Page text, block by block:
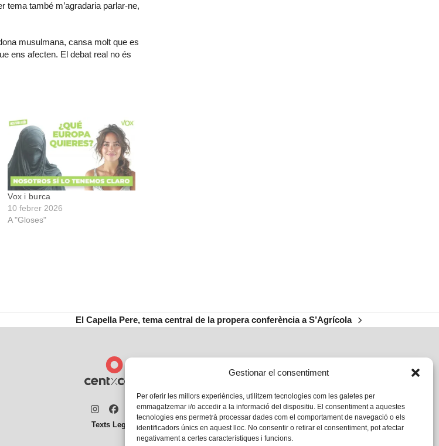
Gestionar el consentiment
Per oferir les millors experiències, utilitzem tecnologies com les galetes per
emmagatzemar i/o accedir a la informació del dispositiu. El consentiment a aquestes
tecnologies ens permetrà processar dades com el comportament de navegació o els
identificadors únics en aquest lloc. No consentir o retirar el consentiment, pot afectar
negativament a certes característiques i funcions.
tema també m’agradaria parlar-ne,
musulmana, cansa molt que es
ens afecten. El debat real no és
Vox i burca
10 febrer 2026
A "Gloses"
next
El Capella Pere, tema central de la propera conferència a S’Agrícola
Instagram
Facebook
Twitter
Texts Legals